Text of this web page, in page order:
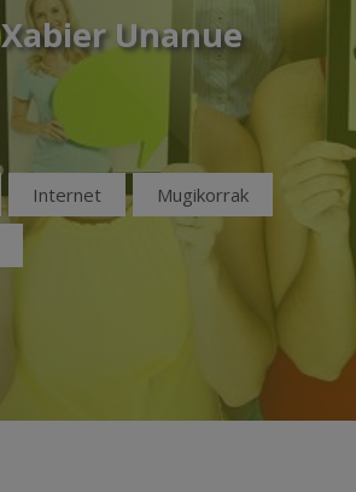
Xabier Unanue
Internet Mugikorrak